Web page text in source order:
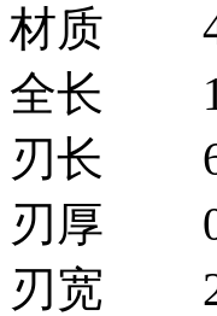
材质
全长
刃长
刃厚
刃宽